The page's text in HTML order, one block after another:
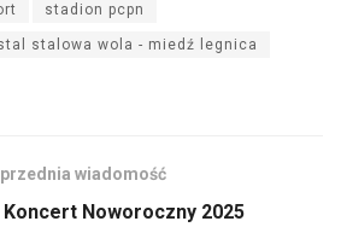
stadion pcpn
stalowa wola - miedź legnica
wiadomość
Noworoczny 2025